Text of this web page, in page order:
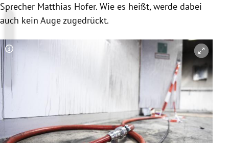
Sprecher Matthias Hofer. Wie es heißt, werde dabei
auch kein Auge zugedrückt.
Copyright-Hinweis öffnen/schließen